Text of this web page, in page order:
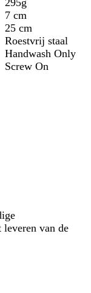
295g
7 cm
25 cm
Roestvrij staal
Handwash Only
Screw On
leveren van de